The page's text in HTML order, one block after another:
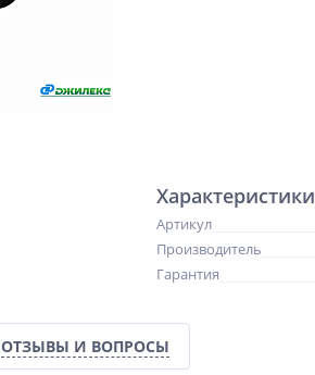
Характеристики
Артикул
Производитель
Гарантия
ОТЗЫВЫ И ВОПРОСЫ